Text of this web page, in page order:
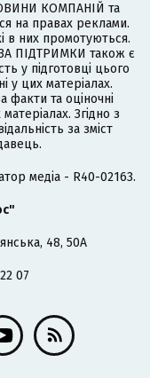
КОМПАНІЙ та
на правах реклами.
в них промотуються.
ПІДТРИМКИ також є
у підготовці цього
у цих матеріалах.
факти та оціночні
Згідно з
за зміст
медіа - R40-02163.
48, 50А
07